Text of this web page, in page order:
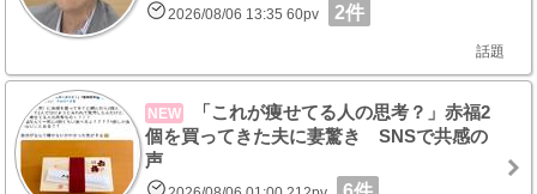
2026/08/06 13:35 60pv 2件
話題
NEW
「これが痩せてる人の思考？」赤福2
個を買ってきた夫に妻驚き SNSで共感の
声